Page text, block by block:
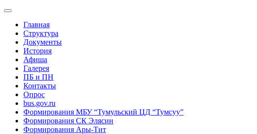
Главная
Структура
Документы
История
Афиша
Галерея
ПБ и ПН
Контакты
Опрос
bus.gov.ru
Формирования МБУ “Тумульский ЦД “Тумсуу”
Формирования СК Элясин
Формирования Ары-Тит